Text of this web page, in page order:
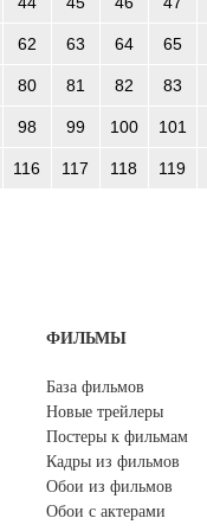
62 63 64 65
80 81 82 83
98 99 100 101
116 117 118 119
ФИЛЬМЫ
База фильмов
Новые трейлеры
Постеры к фильмам
Кадры из фильмов
Обои из фильмов
Обои с актерами